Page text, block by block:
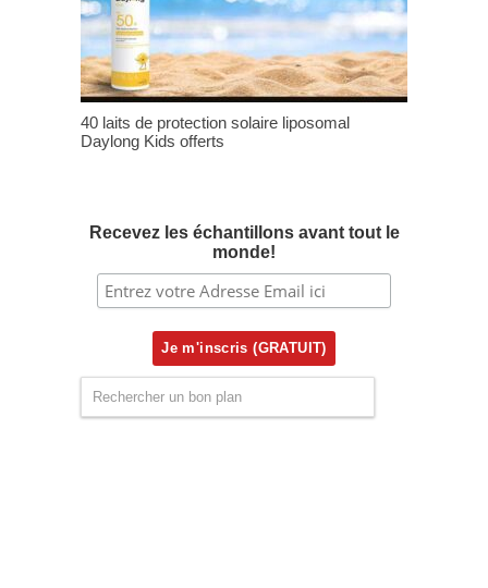
40 laits de protection solaire liposomal
Daylong Kids offerts
Recevez les échantillons avant tout le
monde!